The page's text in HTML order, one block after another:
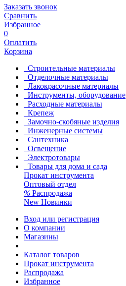
Заказать звонок
Сравнить
Избранное
0
Оплатить
Корзина
Строительные материалы
Отделочные материалы
Лакокрасочные материалы
Инструменты, оборудование
Расходные материалы
Крепеж
Замочно-скобяные изделия
Инженерные системы
Сантехника
Освещение
Электротовары
Товары для дома и сада
Прокат инструмента
Оптовый отдел
% Распродажа
New Новинки
Вход или регистрация
О компании
Магазины
Каталог товаров
Прокат инструмента
Распродажа
Избранное